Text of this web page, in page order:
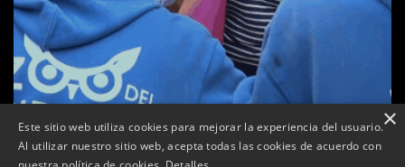
×
Este sitio web utiliza cookies para mejorar la experiencia del usuario.
Al utilizar nuestro sitio web, acepta todas las cookies de acuerdo con